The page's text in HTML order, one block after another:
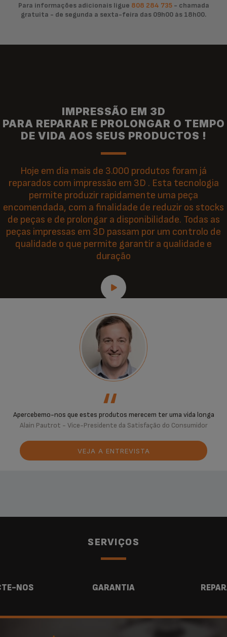
Para informações adicionais ligue 808 284 735- chamada
gratuita - de segunda a sexta-feira das 09h00 às 18h00.
IMPRESSÃO EM 3D
PARA REPARAR E PROLONGAR O TEMPO
DE VIDA AOS SEUS PRODUCTOS !
Hoje em dia mais de 3.000 produtos foram já
reparados com impressão em 3D . Esta tecnologia
permite produzir rapidamente uma peça
encomendada, com a finalidade de reduzir os stocks
de peças e de prolongar a disponibilidade. Todas as
peças impressas em 3D passam por um controlo de
qualidade o que permite garantir a qualidade e
duração
‘‘
Apercebemo-nos que estes produtos merecem ter uma vida longa
Alain Pautrot - Vice-Presidente da Satisfação do Consumidor
VEJA A ENTREVISTA
SERVIÇOS
NOS GARANTIA